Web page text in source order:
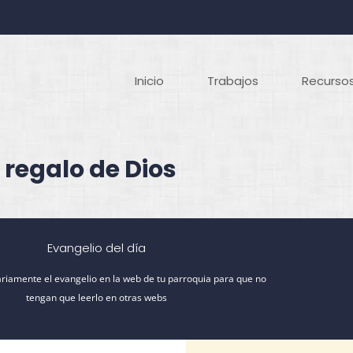
de Dios
Inicio Trabajos
Evangelio del día
el evangelio en la web de tu parroquia para que no
tengan que leerlo en otras webs